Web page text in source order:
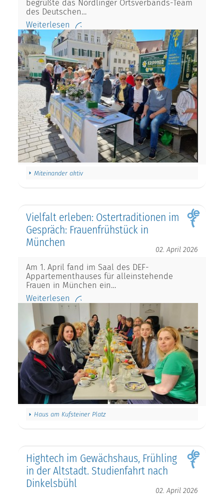
begrüßte das Nördlinger Ortsverbands-Team
des Deutschen…
Weiterlesen
Miteinander aktiv
Vielfalt erleben: Ostertraditionen im
Gespräch: Frauenfrühstück in
München
02. April 2026
Am 1. April fand im Saal des DEF-
Appartementhauses für alleinstehende
Frauen in München ein…
Weiterlesen
Haus am Kufsteiner Platz
Hightech im Gewächshaus, Frühling
in der Altstadt. Studienfahrt nach
Dinkelsbühl
02. April 2026